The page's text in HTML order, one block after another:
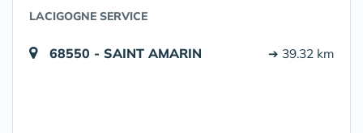
LACIGOGNE SERVICE
68550 - SAINT AMARIN ➔ 39.32 km